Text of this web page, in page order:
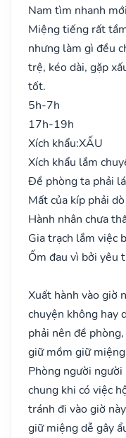
Nam tìm nhanh
Miệng tiếng rất
nhưng làm gì đều
trệ, kéo dài, gặp
tốt.
5h-7h
17h-19h
Xích khẩu:XẤU
Xích khẩu lắm
Đề phòng ta phải
Mất của kíp phải
Hành nhân chưa
Gia trạch lắm việc
Ốm đau vì bởi yêu
Xuất hành vào giờ
chuyện không hay
phải nên đề
giữ mồm giữ
Phòng người
chung khi có việc
tránh đi vào giờ
giữ miệng dễ gây